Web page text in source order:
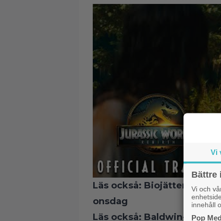
Läs också: Biojätten
onsdag
Läs också: Baldwin-
Vi
Bättre
Vi och
innehåll
Pop